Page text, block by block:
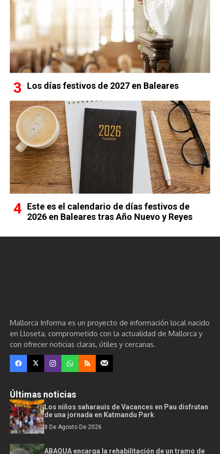
Los días festivos de 2027 en Baleares
Este es el calendario de días festivos de
2026 en Baleares tras Año Nuevo y Reyes
Mallorca Informa es un proyecto de información local nacido
en Lloseta, comprometido con la actualidad de Mallorca y
con ofrecer noticias claras, útiles y cercanas.
Últimas noticias
Los niños saharauis de Vacances en Pau disfrutan
de una jornada en Katmandu Park
8 De Agosto De 2026
ABAQUA encarga la rehabilitación de un tramo de